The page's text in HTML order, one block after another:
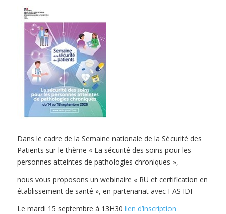
Dans le cadre de la Semaine nationale de la Sécurité des
Patients sur le thème « La sécurité des soins pour les
personnes atteintes de pathologies chroniques »,
nous vous proposons un webinaire « RU et certification en
établissement de santé », en partenariat avec FAS IDF
Le mardi 15 septembre à 13H30 lien d’inscription